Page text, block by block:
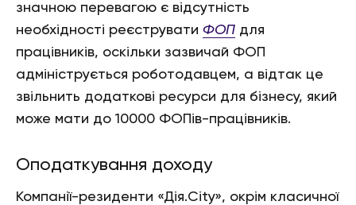
значною перевагою є відсутність
необхідності реєструвати ФОП для
працівників, оскільки зазвичай ФОП
адмініструється роботодавцем, а відтак це
звільнить додаткові ресурси для бізнесу, який
може мати до 10000 ФОПів-працівників.
Оподаткування доходу
Компанії-резиденти «Дія.City», окрім класичної